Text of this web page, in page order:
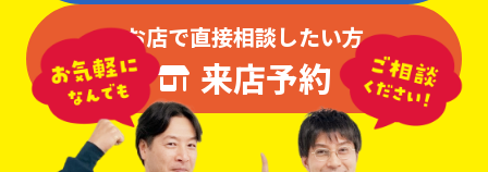
お店で直接相談したい方
来店予約